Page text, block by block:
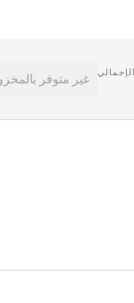
الإجمالي غير متوفر